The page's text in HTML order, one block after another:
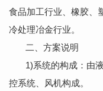
食品加工行业、橡胶、
冷处理冶金行业。
二、方案说明
1)系统的构成：由
控系统、风机构成。